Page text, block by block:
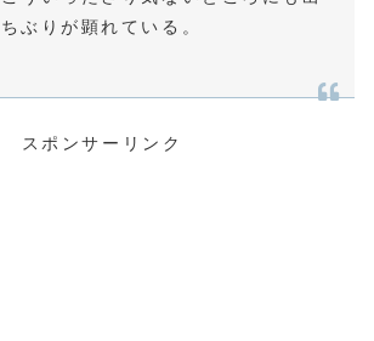
ぶりが顕れている。
スポンサーリンク